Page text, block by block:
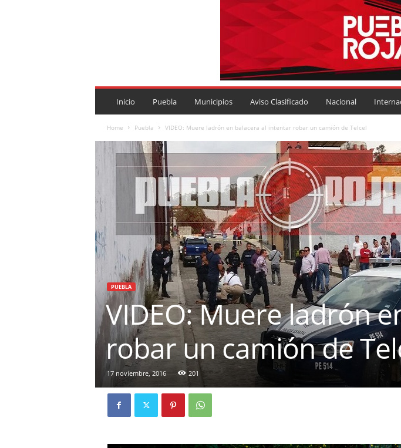
P
R
O
M
X
Inicio Puebla Municipios Aviso Clasificado Nacional
Home Puebla VIDEO: Muere ladrón en balacera al intentar robar un camión de Telcel
PUEBLA
VIDEO: Muere ladrón
robar un camión de
17 noviembre, 2016 201